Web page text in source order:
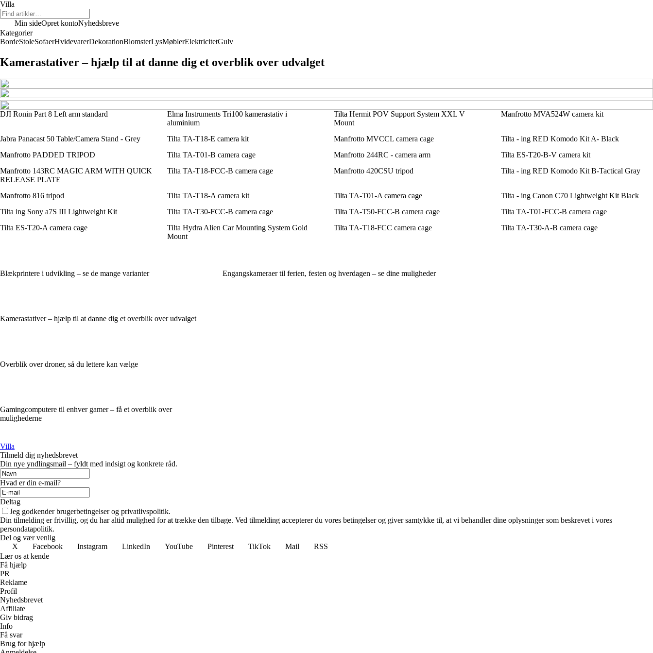
Villa
Min sideOpret kontoNyhedsbreve
Kategorier
BordeStoleSofaerHvidevarerDekorationBlomsterLysMøblerElektricitetGulv
Kamerastativer – hjælp til at danne dig et overblik over udvalget
DJI Ronin Part 8 Left arm standard
Elma Instruments Tri100 kamerastativ i
aluminium
Tilta Hermit POV Support System XXL V
Mount
Manfrotto MVA524W camera kit
Jabra Panacast 50 Table/Camera Stand - Grey Tilta TA-T18-E camera kit Manfrotto MVCCL camera cage
Tilta - ing RED Komodo Kit A- Black
Manfrotto PADDED TRIPOD
Tilta TA-T01-B camera cage Manfrotto 244RC - camera arm
Tilta ES-T20-B-V camera kit
Manfrotto 143RC MAGIC ARM WITH QUICK
RELEASE PLATE
Tilta TA-T18-FCC-B camera cage Manfrotto 420CSU tripod Tilta - ing RED Komodo Kit B-Tactical Gray
Manfrotto 816 tripod Tilta TA-T18-A camera kit Tilta TA-T01-A camera cage
Tilta - ing Canon C70 Lightweight Kit Black
Tilta ing Sony a7S III Lightweight Kit
Tilta TA-T30-FCC-B camera cage Tilta TA-T50-FCC-B camera cage
Tilta TA-T01-FCC-B camera cage
Tilta ES-T20-A camera cage
Tilta Hydra Alien Car Mounting System Gold
Mount
Tilta TA-T18-FCC camera cage Tilta TA-T30-A-B camera cage
Blækprintere i udvikling – se de mange varianter
Kamerastativer – hjælp til at danne dig et overblik over udvalget
Overblik over droner, så du lettere kan vælge
Gamingcomputere til enhver gamer – få et overblik over
mulighederne
Engangskameraer til ferien, festen og hverdagen – se dine muligheder
Villa
Tilmeld dig nyhedsbrevet
Din nye yndlingsmail – fyldt med indsigt og konkrete råd.
Hvad er din e-mail?
Deltag
Jeg godkender brugerbetingelser og privatlivspolitik.
Din tilmelding er frivillig, og du har altid mulighed for at trække den tilbage. Ved tilmelding accepterer du vores betingelser og giver samtykke til, at vi behandler dine oplysninger som beskrevet i vores
persondatapolitik.
Del og vær venlig
X
Facebook Instagram LinkedIn YouTube Pinterest TikTok Mail
RSS
Lær os at kende
Få hjælp
PR
Reklame
Profil
Nyhedsbrevet
Affiliate
Giv bidrag
Info
Få svar
Brug for hjælp